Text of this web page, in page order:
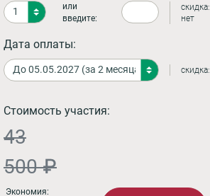
или
введите:
скидка:
нет
Дата оплаты:
скидка:
Стоимость участия:
43
500 ₽
Экономия: